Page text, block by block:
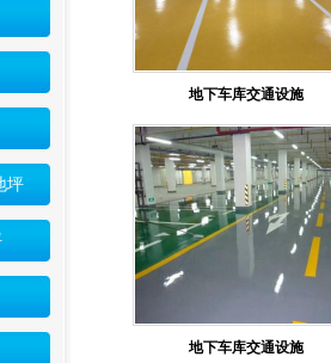
坪
地下车库交通设施
地下车库交通设施